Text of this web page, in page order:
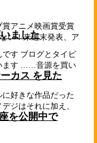
アニメ映画賞受賞
い！来週末発表、ア
ました
す ブログとタイピ
ます ……音源を買い
カス を見た
好きな作品だった
ジはそれに加え、
を公開中で